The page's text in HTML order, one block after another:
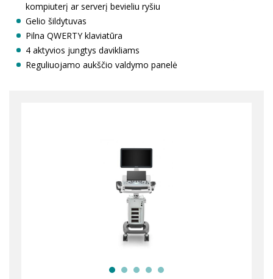
kompiuterį ar serverį bevieliu ryšiu
Gelio šildytuvas
Pilna QWERTY klaviatūra
4 aktyvios jungtys davikliams
Reguliuojamo aukščio valdymo panelė